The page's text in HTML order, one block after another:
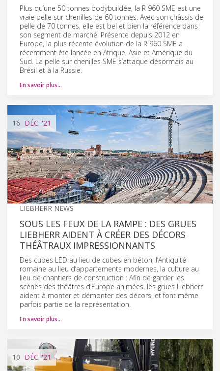
Plus qu’une 50 tonnes bodybuildée, la R 960 SME est une
vraie pelle sur chenilles de 60 tonnes. Avec son châssis de
pelle de 70 tonnes, elle est bel et bien la référence dans
son segment de marché. Présente depuis 2012 en
Europe, la plus récente évolution de la R 960 SME a
récemment été lancée en Afrique, Asie et Amérique du
Sud. La pelle sur chenilles SME s’attaque désormais au
Brésil et à la Russie.
En savoir plus…
16 DÉC. '21
LIEBHERR NEWS
SOUS LES FEUX DE LA RAMPE : DES GRUES
LIEBHERR AIDENT À CRÉER DES DÉCORS
THÉÂTRAUX IMPRESSIONNANTS
Des cubes LED au lieu de cubes en béton, l’Antiquité
romaine au lieu d’appartements modernes, la culture au
lieu de chantiers de construction : Afin de garder les
scènes des théâtres d’Europe animées, les grues Liebherr
aident à monter et démonter des décors, et font même
parfois partie de la représentation.
En savoir plus…
10 DÉC.'21